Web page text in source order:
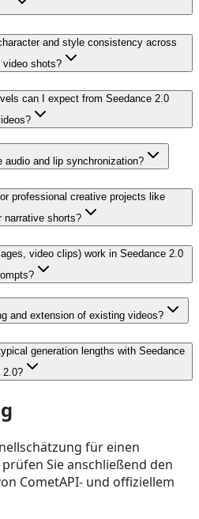
and style consistency across
video shots?
can I expect from Seedance 2.0
audio and lip synchronization?
professional creative projects like
narrative shorts?
video clips) work in Seedance 2.0
and extension of existing videos?
generation lengths with Seedance
2.0?
für einen
Sie anschließend den
CometAPI- und offiziellem